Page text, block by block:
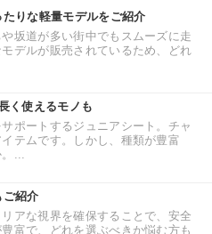
りな軽量モデルをご紹介
坂道が多い街中でもスムーズに走
デルが販売されているため、どれ
く使えるモノも
ポートするジュニアシート。チャ
テムです。しかし、種類が豊富
。...
ご紹介
アな視界を確保することで、安全
富で、どれを選ぶべきか悩む方も